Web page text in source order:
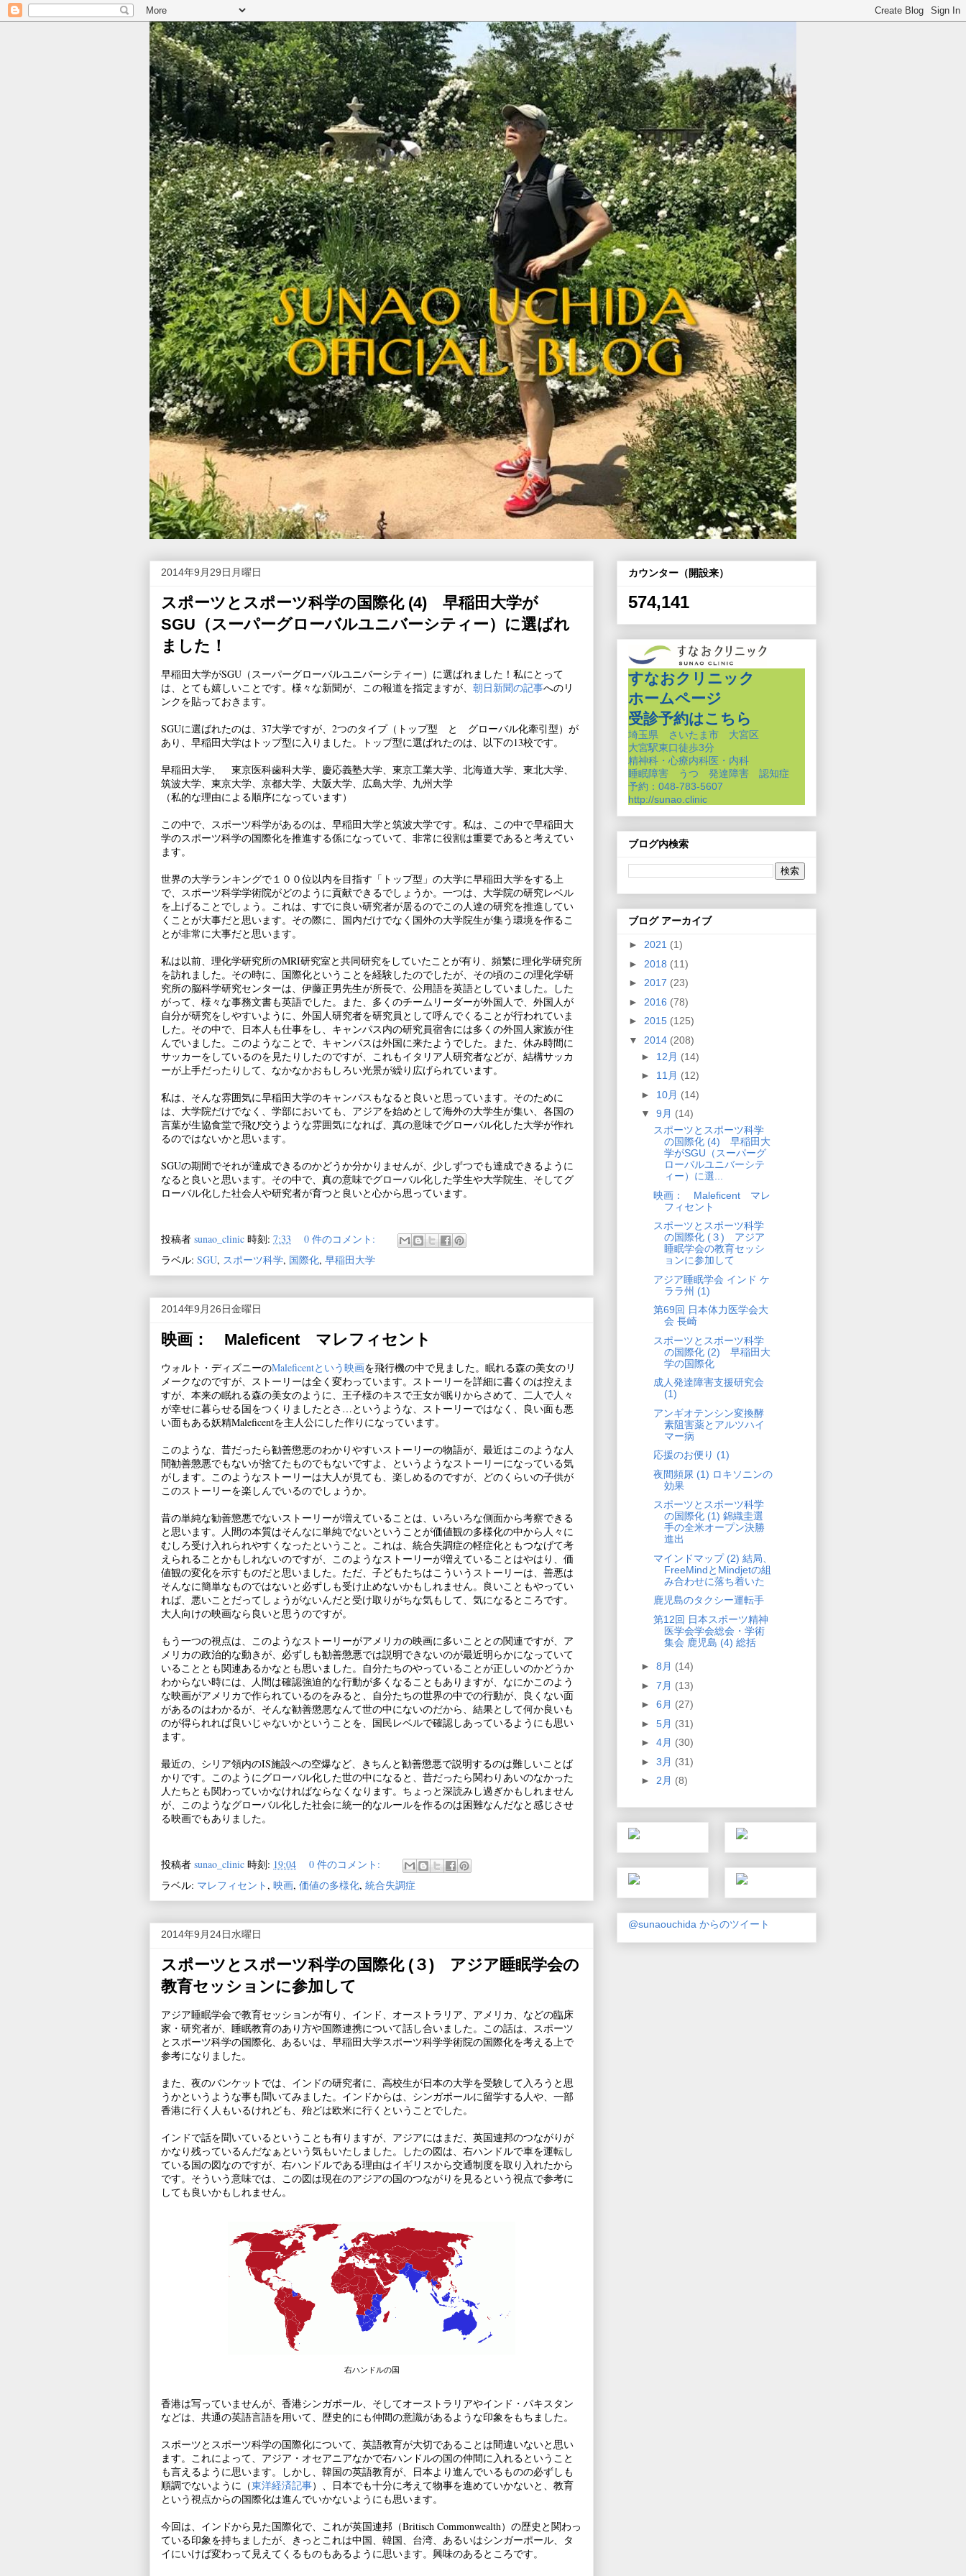
2014年9月29日月曜日
スポーツとスポーツ科学の国際化 (4) 早稲田大学が
SGU（スーパーグローバルユニバーシティー）に選ばれ
ました！
早稲田大学がSGU（スーパーグローバルユニバーシティー）に選ばれました！私にとって
は、とても嬉しいことです。様々な新聞が、この報道を指定ますが、 朝日新聞の記事へのリ
ンクを貼っておきます。
SGUに選ばれたのは、37大学ですが、2つのタイプ（トップ型 と グローバル化牽引型）が
あり、早稲田大学はトップ型に入りました。トップ型に選ばれたのは、以下の13校です。
早稲田大学、 東京医科歯科大学、慶応義塾大学、東京工業大学、北海道大学、東北大学、
筑波大学、東京大学、京都大学、大阪大学、広島大学、九州大学
（私的な理由による順序になっています）
この中で、スポーツ科学があるのは、早稲田大学と筑波大学です。私は、この中で早稲田大
学のスポーツ科学の国際化を推進する係になっていて、非常に役割は重要であると考えてい
ます。
世界の大学ランキングで１００位以内を目指す「トップ型」の大学に早稲田大学をする上
で、スポーツ科学学術院がどのように貢献できるでしょうか。一つは、大学院の研究レベル
を上げることでしょう。これは、すでに良い研究者が居るのでこの人達の研究を推進してい
くことが大事だと思います。その際に、国内だけでなく国外の大学院生が集う環境を作るこ
とが非常に大事だと思います。
私は以前、理化学研究所のMRI研究室と共同研究をしていたことが有り、頻繁に理化学研究所
を訪れました。その時に、国際化ということを経験したのでしたが、その頃のこの理化学研
究所の脳科学研究センターは、伊藤正男先生が所長で、公用語を英語としていました。した
がって、様々な事務文書も英語でした。また、多くのチームリーダーが外国人で、外国人が
自分が研究をしやすいように、外国人研究者を研究員として呼んでくることが行われていま
した。その中で、日本人も仕事をし、キャンパス内の研究員宿舎には多くの外国人家族が住
んでいました。このようなことで、キャンパスは外国に来たようでした。また、休み時間に
サッカーをしているのを見たりしたのですが、これもイタリア人研究者などが、結構サッカ
ーが上手だったりして、なかなかおもしろい光景が繰り広げられています。
私は、そんな雰囲気に早稲田大学のキャンパスもなると良いと思っています。そのために
は、大学院だけでなく、学部においても、アジアを始めとして海外の大学生が集い、各国の
言葉が生協食堂で飛び交うような雰囲気になれば、真の意味でグローバル化した大学が作れ
るのではないかと思います。
SGUの期間でそれが達成できるのかどうか分かりませんが、少しずつでも達成できるように
なると良いと思います。その中で、真の意味でグローバル化した学生や大学院生、そしてグ
ローバル化した社会人や研究者が育つと良いと心から思っています。
投稿者 sunao_clinic 時刻: 7:33
0 件のコメント:
ラベル: SGU, スポーツ科学, 国際化, 早稲田大学
2014年9月26日金曜日
映画： Maleficent マレフィセント
ウォルト・ディズニーのMaleficentという映画を飛行機の中で見ました。眠れる森の美女のリ
メークなのですが、ストーリーは全く変わっています。ストーリーを詳細に書くのは控えま
すが、本来の眠れる森の美女のように、王子様のキスで王女が眠りからさめて、二人で人々
が幸せに暮らせる国をつくりましたとさ…というような、ストーリーではなく、良い面も悪
い面もある妖精Maleficentを主人公にした作りになっています。
このような、昔だったら勧善懲悪のわかりやすいストーリーの物語が、最近はこのような人
間勧善懲悪でもないが捨てたものでもないですよ、というようなストーリーになっている気
がします。このようなストーリーは大人が見ても、楽しめるのですが、どのくらいの子供が
このストーリーを楽しんでいるのでしょうか。
昔の単純な勧善懲悪でないストーリーが増えていることは、いろいろな側面から考察できる
と思います。人間の本質はそんなに単純でないということが価値観の多様化の中から人々に
むしろ受け入れられやすくなったということ。これは、統合失調症の軽症化ともつなげて考
えられることかもしれないのですが、このようなストーリーが増えていることはやはり、価
値観の変化を示すものだと思いました。ただ、子どもたちはこういうストーリーは、善悪は
そんなに簡単なものではないと必ずしも受け止めないかもしれません。良いこともやってい
れば、悪いことだってしょうがないんだと受け取りがちな気もして、気になるところです。
大人向けの映画なら良いと思うのですが。
もう一つの視点は、このようなストーリーがアメリカの映画に多いこととの関連ですが、ア
メリカの政治的な動きが、必ずしも勧善懲悪では説明できないのが最近明らかになっていて
いることとも関連あるかなとも思いました。自分たちのやっていることが正しいのかどうか
わからない時には、人間は確認強迫的な行動が多くなることもありますが、なにかこのよう
な映画がアメリカで作られているのをみると、自分たちの世界の中での行動が、良くない面
があるのはわかるが、そんな勧善懲悪なんて世の中にないのだから、結果として何か良いも
のが得られれば良いじゃないかということを、国民レベルで確認しあっているようにも思い
ます。
最近の、シリア領内のIS施設への空爆など、きちんと勧善懲悪で説明するのは難しいことば
かりです。このようにグローバル化した世の中になると、昔だったら関わりあいのなかった
人たちとも関わっていかなければならなくなります。ちょっと深読みし過ぎかもしれません
が、このようなグローバル化した社会に統一的なルールを作るのは困難なんだなと感じさせ
る映画でもありました。
投稿者 sunao_clinic 時刻: 19:04
0 件のコメント:
ラベル: マレフィセント, 映画, 価値の多様化, 統合失調症
2014年9月24日水曜日
スポーツとスポーツ科学の国際化 (３) アジア睡眠学会の
教育セッションに参加して
アジア睡眠学会で教育セッションが有り、インド、オーストラリア、アメリカ、などの臨床
家・研究者が、睡眠教育のあり方や国際連携について話し合いました。この話は、スポーツ
とスポーツ科学の国際化、あるいは、早稲田大学スポーツ科学学術院の国際化を考える上で
参考になりました。
また、夜のバンケットでは、インドの研究者に、高校生が日本の大学を受験して入ろうと思
うかというような事も聞いてみました。インドからは、シンガポールに留学する人や、一部
香港に行く人もいるけれども、殆どは欧米に行くということでした。
インドで話を聞いているということも有りますが、アジアにはまだ、英国連邦のつながりが
かなり残っているんだなぁという気もいたしました。したの図は、右ハンドルで車を運転し
ている国の図なのですが、右ハンドルである理由はイギリスから交通制度を取り入れたから
です。そういう意味では、この図は現在のアジアの国のつながりを見るという視点で参考に
しても良いかもしれません。
右ハンドルの国
香港は写っていませんが、香港シンガポール、そしてオーストラリアやインド・パキスタン
などは、共通の英語言語を用いて、歴史的にも仲間の意識があるような印象をもちました。
スポーツとスポーツ科学の国際化について、英語教育が大切であることは間違いないと思い
ます。これによって、アジア・オセアニアなかで右ハンドルの国の仲間に入れるということ
も言えるように思います。しかし、韓国の英語教育が、日本より進んでいるものの必ずしも
順調でないように（東洋経済記事）、日本でも十分に考えて物事を進めていかないと、教育
という視点からの国際化は進んでいかないようにも思います。
今回は、インドから見た国際化で、これが英国連邦（Britisch Commonwealth）の歴史と関わっ
ている印象を持ちましたが、きっとこれは中国、韓国、台湾、あるいはシンガーポール、タ
イにいけば変わって見えてくるものもあるように思います。興味のあるところです。
カウンター（開設来）
574,141
すなおクリニック
ホームページ
受診予約はこちら
埼玉県 さいたま市 大宮区
大宮駅東口徒歩3分
精神科・心療内科医・内科
睡眠障害 うつ 発達障害 認知症
予約：048-783-5607
http://sunao.clinic
ブログ内検索
ブログ アーカイブ
► 2021 (1)
► 2018 (11)
► 2017 (23)
► 2016 (78)
► 2015 (125)
▼ 2014 (208)
► 12月 (14)
► 11月 (12)
► 10月 (14)
▼ 9月 (14)
スポーツとスポーツ科学
の国際化 (4) 早稲田大
学がSGU（スーパーグ
ローバルユニバーシテ
ィー）に選...
映画： Maleficent マレ
フィセント
スポーツとスポーツ科学
の国際化 (３) アジア
睡眠学会の教育セッシ
ョンに参加して
アジア睡眠学会 インド ケ
ララ州 (1)
第69回 日本体力医学会大
会 長崎
スポーツとスポーツ科学
の国際化 (2) 早稲田大
学の国際化
成人発達障害支援研究会
(1)
アンギオテンシン変換酵
素阻害薬とアルツハイ
マー病
応援のお便り (1)
夜間頻尿 (1) ロキソニンの
効果
スポーツとスポーツ科学
の国際化 (1) 錦織圭選
手の全米オープン決勝
進出
マインドマップ (2) 結局、
FreeMindとMindjetの組
み合わせに落ち着いた
鹿児島のタクシー運転手
第12回 日本スポーツ精神
医学会学会総会・学術
集会 鹿児島 (4) 総括
► 8月 (14)
► 7月 (13)
► 6月 (27)
► 5月 (31)
► 4月 (30)
► 3月 (31)
► 2月 (8)
@sunaouchida からのツイート